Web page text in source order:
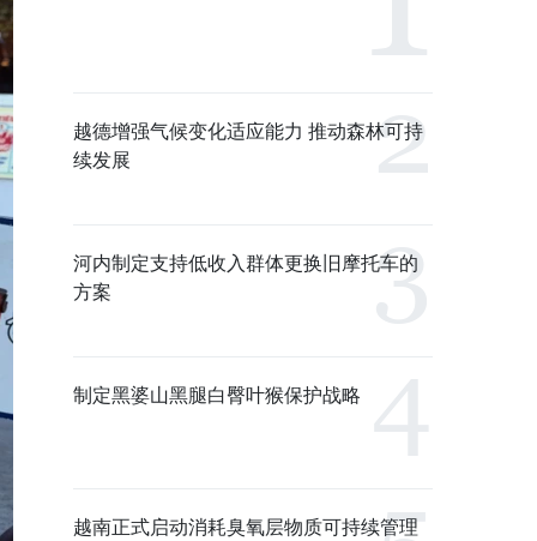
越德增强气候变化适应能力 推动森林可持
续发展
河内制定支持低收入群体更换旧摩托车的
方案
制定黑婆山黑腿白臀叶猴保护战略
越南正式启动消耗臭氧层物质可持续管理